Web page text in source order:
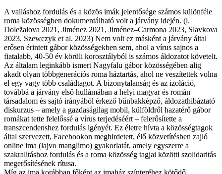
A valláshoz fordulás és a közös imák jelentősége számos különféle
roma közösségben dokumentálható volt a járvány idején. (l.
Doležalova 2021, Jiménez 2021, Jiménez–Carmona 2023, Slavkova
2023, Szewczyk et al. 2023) Nem volt ez másként a járvány által
erősen érintett gábor közösségekben sem, ahol a vírus sajnos a
fiatalabb, 40-50 év körüli korosztályból is számos áldozatot követelt.
Az általam leginkább ismert Nagyfalu gábor közösségében alig
akadt olyan többgenerációs roma háztartás, ahol ne veszítettek volna
el egy vagy több családtagot. A bizonytalanság és az izoláció,
továbbá a járvány első hullámában a helyi magyar és román
társadalom és sajtó irányából érkező bűnbakképző, áldozathibáztató
diskurzus – amely a gazdaságilag mobil, külföldről hazatérő gábor
romákat tette felelőssé a vírus terjedéséért – felerősítette a
transzcendenshez fordulás igényét. Ez életre hívta a közösségtagok
által szervezett, Facebookon meghirdetett, élő közvetítésben zajló
online ima (lajvo manglimo) gyakorlatát, amely egyszerre a
szakralitáshoz fordulás és a roma közösség tagjai közötti szolidaritás
megerősítésének rítusa.